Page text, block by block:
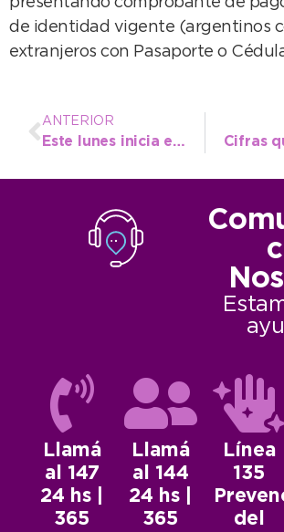
de identidad vigente (argentinos
extranjeros con Pasaporte o
ANTERIOR
Este lunes inicia el primer ciclo lectivo del Instituto Superior Municipal de Necochea
Llamá
al 147
24 hs |
365
Llamá
al 144
24 hs |
365
Línea
135
del